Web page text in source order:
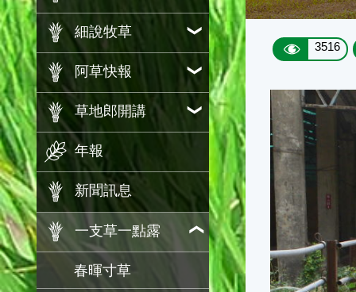
細說牧草
阿草快報
草地郎開講
年報
新聞訊息
一支草一點露
春暉寸草
3516